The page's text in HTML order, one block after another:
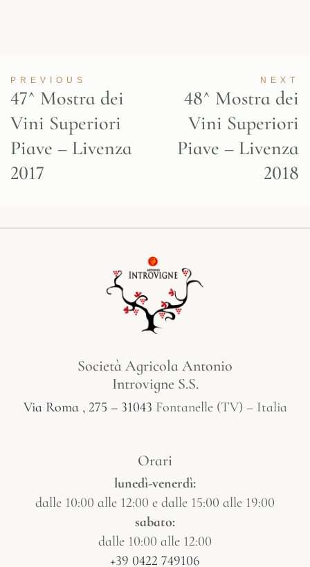
PREVIOUS
47^ Mostra dei
Vini Superiori
Piave – Livenza
2017
NEXT
48^ Mostra dei
Vini Superiori
Piave – Livenza
2018
Società Agricola Antonio
Introvigne S.S.
Via Roma , 275 – 31043 Fontanelle (TV) – Italia
Orari
lunedì-venerdì:
dalle 10:00 alle 12:00 e dalle 15:00 alle 19:00
sabato:
dalle 10:00 alle 12:00
+39 0422 749106